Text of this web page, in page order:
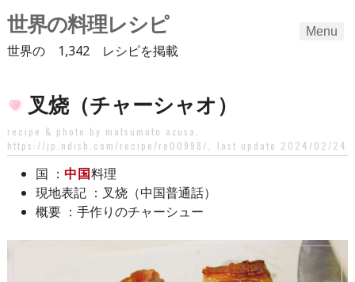
世界の料理レシピ
世界の 1,342 レシピを掲載
Menu
to 叉烧（チャーシャオ）
recipe & photo by matsumoto azusa,
https://jp.ndish.com/recipe/re00998/
last update 2024/02/24
国 ： 中国料理
現地表記 ：叉烧（中国普通話）
概要 ：手作りのチャーシュー